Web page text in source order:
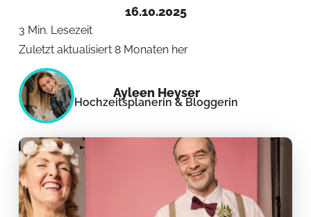
16.10.2025
3 Min. Lesezeit
Zuletzt aktualisiert 8 Monaten her
Ayleen Heyser
Hochzeitsplanerin & Bloggerin